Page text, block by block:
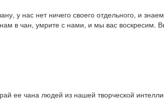
у нас нет ничего своего отдельного, и
в чан, умрите с нами, и мы вас воскресим.
ее чана людей из нашей творческой